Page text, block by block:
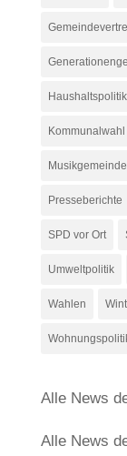
Haushaltspolitik
Musikgemeinde
Presseberichte
SPD vor Ort
Umweltpolitik
Wahlen
Alle News
Alle News